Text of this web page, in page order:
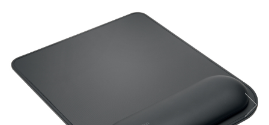
Hartie si articole din hartie
Bibliorafturi, caiete mecanice,
separatoare
Capsatoare, capse si perforatoare
Caiete si blocnotesuri